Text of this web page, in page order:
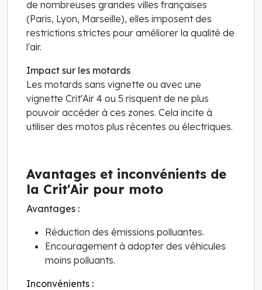
de nombreuses grandes villes françaises
(Paris, Lyon, Marseille), elles imposent des
restrictions strictes pour améliorer la qualité de
l'air.
Impact sur les motards
Les motards sans vignette ou avec une
vignette Crit'Air 4 ou 5 risquent de ne plus
pouvoir accéder à ces zones. Cela incite à
utiliser des motos plus récentes ou électriques.
Avantages et inconvénients de
la Crit'Air pour moto
Avantages :
Réduction des émissions polluantes.
Encouragement à adopter des véhicules
moins polluants.
Inconvénients :